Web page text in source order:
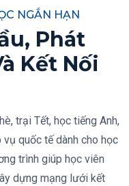
NGẮN HẠN
Phát
Kết Nối
trại Tết, học tiếng Anh,
quốc tế dành cho học
trình giúp học viên
dựng mạng lưới kết